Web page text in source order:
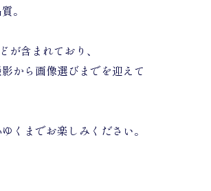
。
が含まれており、
から画像選びまでを迎えて
くまでお楽しみください。